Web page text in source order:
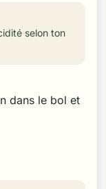
selon ton
dans le bol et